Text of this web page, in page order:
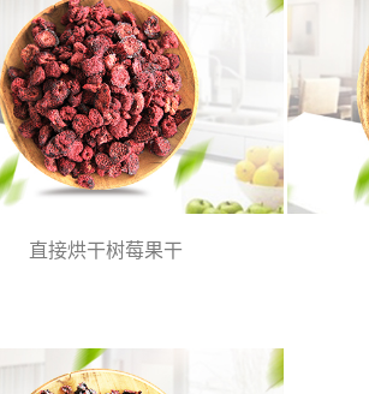
直接烘干树莓果干